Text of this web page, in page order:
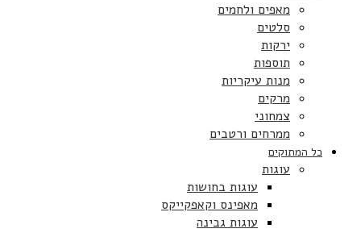
מאפים ולחמים
סלטים
ירקות
תוספות
מנות עיקריות
מרקים
צמחוני
ממרחים ורטבים
כל המתוקים
עוגות
עוגות בחושות
מאפינס וקאפקייקס
עוגות גבינה